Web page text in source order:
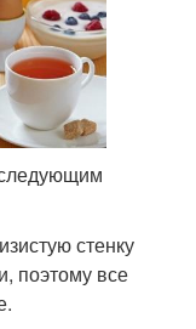
стенку
поэтому все